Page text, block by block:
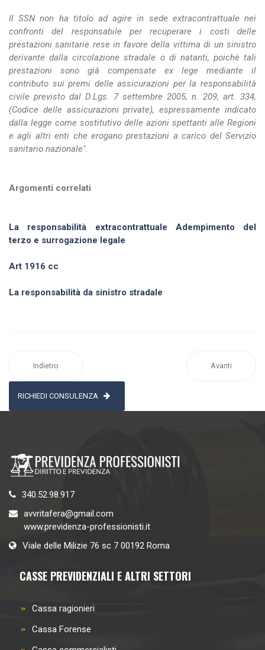
Il SSN non ha titolo ad agire in sede extracontrattuale nei
confronti del responsabile per recuperare i costi delle
prestazioni sanitarie rese in favore della vittima di un sinistro
derivante dalla circolazione stradale o di natanti, poichè tali
prestazioni sono già compensate ex lege mediante il
contributo sui premi delle assicurazioni per la responsabilità
civile previsto dal D.Lgs. 7 settembre 2005, n. 209, art. 334,
(Codice delle assicurazioni private), espressamente indicato
dalla legge come sostitutivo delle azioni spettanti alle Regioni
e agli altri enti che erogano prestazioni a carico del Servizio
sanitario nazionale".
Argomenti correlati
La responsabilità extracontrattuale
Adempimento del
terzo e surrogazione legale
Art 1916 cc
La responsabilità da sinistro stradale
Indietro Avanti
RICHIEDI CONSULENZA
340.52.98.917
avvritafera@gmail.com
www.previdenza-professionisti.it
Viale delle Milizie 76 sc 7 00192 Roma
CASSE PREVIDENZIALI E ALTRI SETTORI
Cassa ragionieri
Cassa Forense